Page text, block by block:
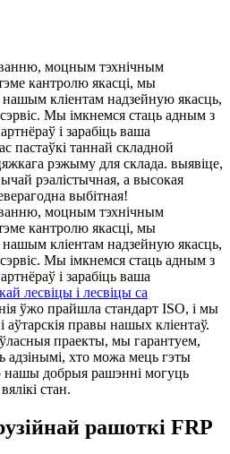
моцным тэхнічным
кантролю якасці, мы
нашым кліентам надзейную якасць,
Мы імкнемся стаць адным з
і зарабіць ваша
пастаўкі таннай складной
рэжыму для склада. выявіце,
рэалістычная, а высокая
выбітная!
моцным тэхнічным
кантролю якасці, мы
нашым кліентам надзейную якасць,
Мы імкнемся стаць адным з
і зарабіць ваша
лесвіцы і лесвіцы са
ўжо прайшла стандарт ISO, і мы
правы нашых кліентаў.
праекты, мы гарантуем,
адзінымі, хто можа мець гэты
нашы добрыя рашэнні могуць
стан.
рашоткі FRP